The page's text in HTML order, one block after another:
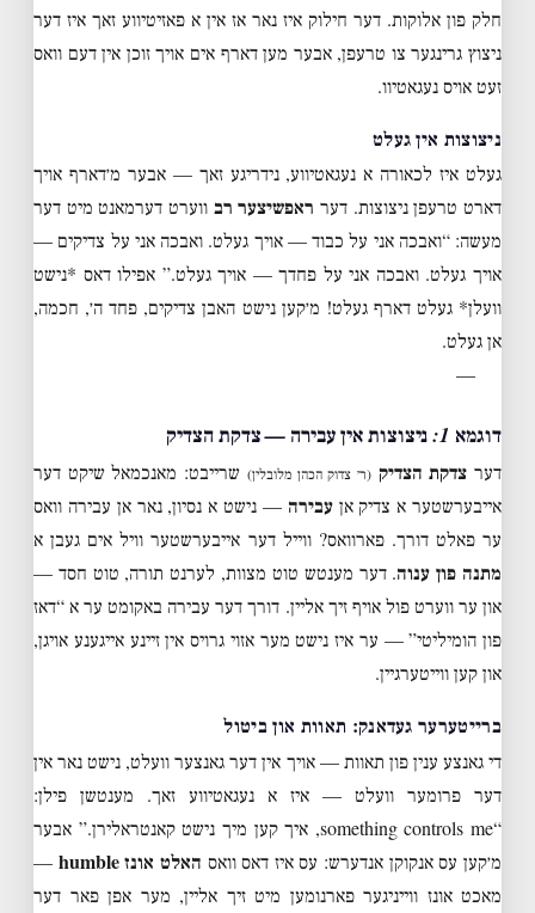
חלק פון אלוקות. דער חילוק איז נאר אז אין א פאזיטיווע זאך איז דער
ניצוץ גרינגער צו טרעפן, אבער מען דארף אים אויך זוכן אין דעם וואס
זעט אויס נעגאטיוו.
ניצוצות אין געלט
געלט איז לכאורה א נעגאטיווע, נידריגע זאך — אבער מ׳דארף אויך
דארט טרעפן ניצוצות. דער ראפשיצער רב ווערט דערמאנט מיט דער
מעשה: “ואבכה אני על כבוד — אויך געלט. ואבכה אני על צדיקים —
אויך געלט. ואבכה אני על פחדך — אויך געלט.” אפילו דאס *נישט
וועלן* געלט דארף געלט! מ׳קען נישט האבן צדיקים, פחד ה׳, חכמה,
אן געלט.
—
דוגמא 1: ניצוצות אין עבירה — צדקת הצדיק
דער צדקת הצדיק (ר׳ צדוק הכהן מלובלין) שרייבט: מאנכמאל שיקט דער
אייבערשטער א צדיק אןעבירה — נישט א נסיון, נאר אן עבירה וואס
ער פאלט דורך. פארוואס? ווייל דער אייבערשטער וויל אים געבן א
מתנה פון ענוה. דער מענטש טוט מצוות, לערנט תורה, טוט חסד —
און ער ווערט פול אויף זיך אליין. דורך דער עבירה באקומט ער א “דאז
פון הומיליטי” — ער איז נישט מער אזוי גרויס אין זיינע אייגענע אויגן,
און קען ווייטערגיין.
ברייטערער געדאנק: תאוות און ביטול
די גאנצע ענין פון תאוות — אויך אין דער גאנצער וועלט, נישט נאר אין
דער פרומער וועלט — איז א נעגאטיווע זאך. מענטשן פילן:
“something controls me, איך קען מיך נישט קאנטראלירן.” אבער
מ׳קען עס אנקוקן אנדערש: עס איז דאס וואס האלט אונז humble
—
מאכט אונז ווייניגער פארנומען מיט זיך אליין, מער אפן פאר דער